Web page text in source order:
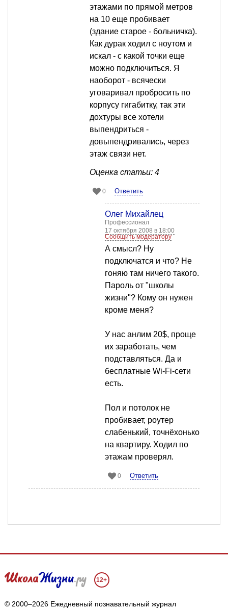
этажами по прямой метров
на 10 еще пробивает
(здание старое - больничка).
Как дурак ходил с ноутом и
искал - с какой точки еще
можно подключиться. Я
наоборот - всячески
уговаривал пробросить по
корпусу гигабитку, так эти
дохтуры все хотели
выпендриться -
довыпендривались, через
этаж связи нет.
Оценка статьи: 4
0 Ответить
Олег Михайлец
Профессионал
17 октября 2008 в 18:00
Сообщить модератору
А смысл? Ну
подключатся и что? Не
гоняю там ничего такого.
Пароль от "школы
жизни"? Кому он нужен
кроме меня?
У нас анлим 20$, проще
их заработать, чем
подставляться. Да и
бесплатные Wi-Fi-сети
есть.
Пол и потолок не
пробивает, роутер
слабенький, точнёхонько
на квартиру. Ходил по
этажам проверял.
0 Ответить
12+
© 2000–2026 Ежедневный познавательный журнал